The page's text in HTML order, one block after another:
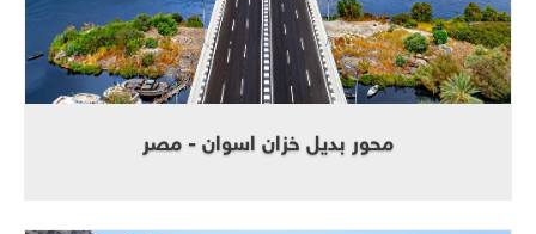
محور بديل خزان اسوان - مصر